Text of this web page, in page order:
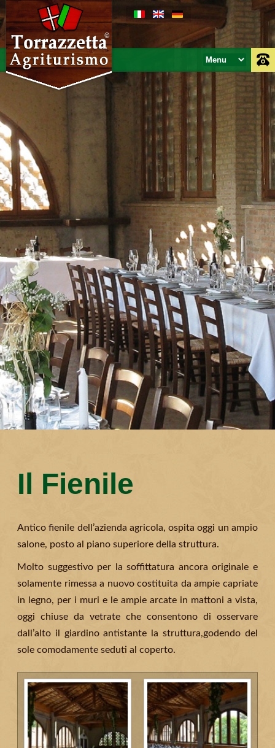
Il Fienile
Antico fienile dell’azienda agricola, ospita oggi un ampio
salone, posto al piano superiore della struttura.
Molto suggestivo per la soffittatura ancora originale e
solamente rimessa a nuovo costituita da ampie capriate
in legno, per i muri e le ampie arcate in mattoni a vista,
oggi chiuse da vetrate che consentono di osservare
dall’alto il giardino antistante la struttura,godendo del
sole comodamente seduti al coperto.